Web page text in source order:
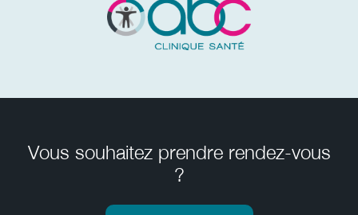
Vous souhaitez prendre rendez-vous
?